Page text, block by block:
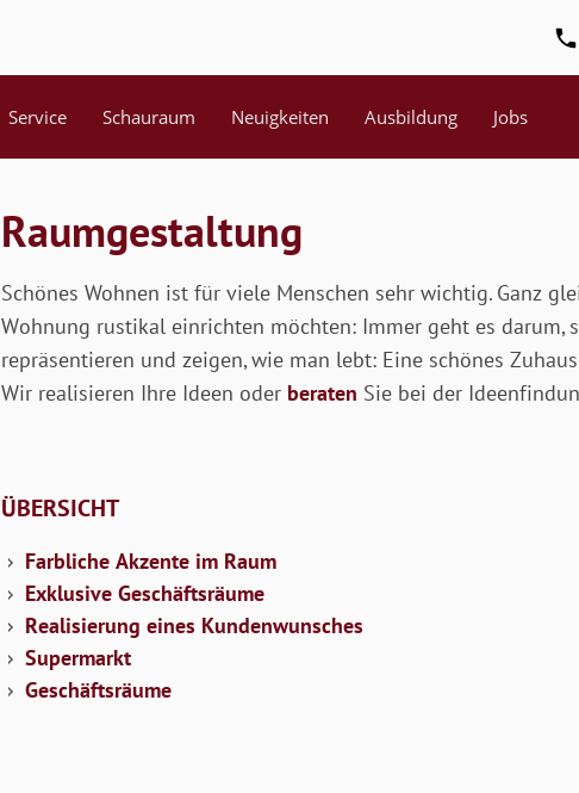
Service Schauraum Neuigkeiten Ausbildung Jobs
Raumgestaltung
Schönes Wohnen ist für viele Menschen sehr wichtig. Ganz
Wohnung rustikal einrichten möchten: Immer geht es
repräsentieren und zeigen, wie man lebt: Eine schönes
Wir realisieren Ihre Ideen oder beraten Sie bei der
ÜBERSICHT
Farbliche Akzente im Raum
Exklusive Geschäftsräume
Realisierung eines Kundenwunsches
Supermarkt
Geschäftsräume